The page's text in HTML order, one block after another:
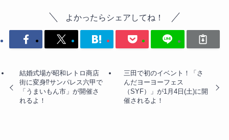
よかったらシェアしてね！
結婚式場が昭和レトロ商店
街に変身⁉︎サンパレス六甲で
「うまいもん市」が開催さ
れるよ！
三田で初のイベント！「さ
んだヨーヨーフェス
（SYF）」が1月4日(土)に開
催されるよ！